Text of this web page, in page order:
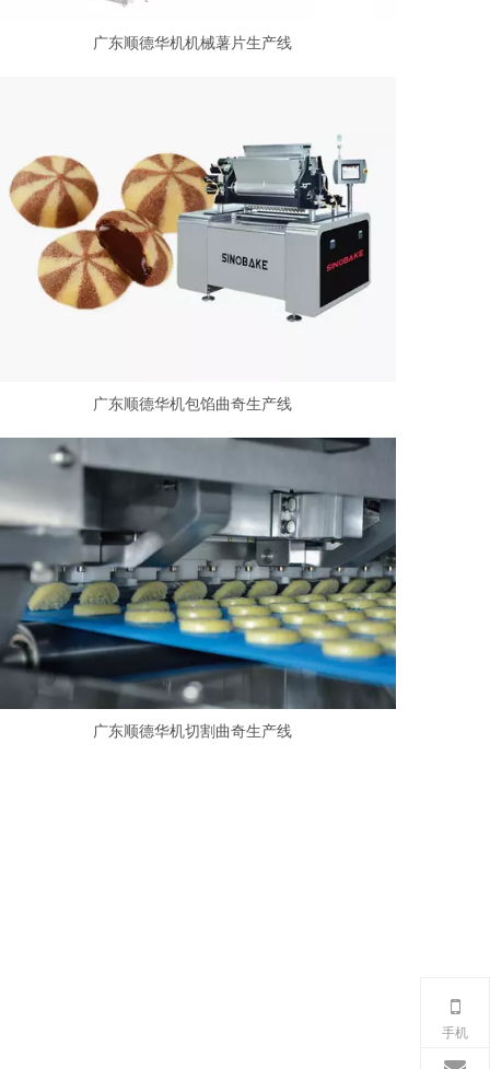
广东顺德华机机械薯片生产线
广东顺德华机包馅曲奇生产线
广东顺德华机切割曲奇生产线
手机